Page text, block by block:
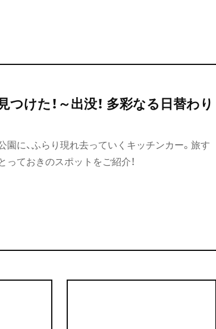
けた！～出没！ 多彩なる日替わり
園に、ふらり現れ去っていくキッチンカー。旅す
っておきのスポットをご紹介！